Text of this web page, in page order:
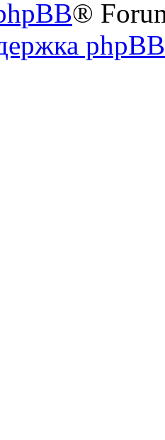
®
phpBB